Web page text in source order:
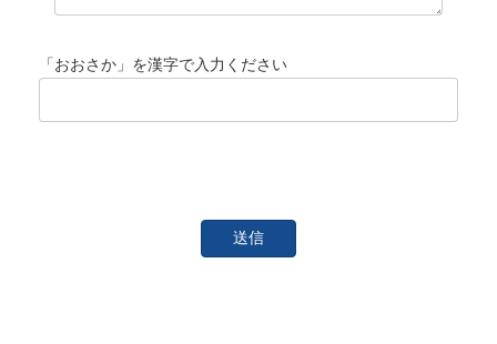
「おおさか」を漢字で入力ください